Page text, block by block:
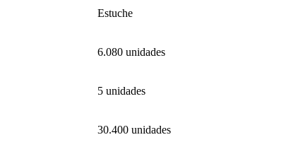
Estuche
6.080 unidades
5 unidades
30.400 unidades